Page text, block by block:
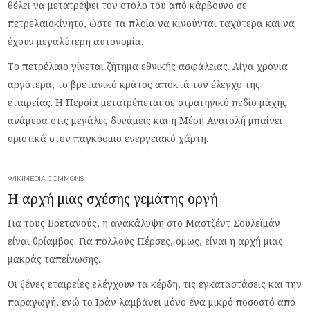
θέλει να μετατρέψει τον στόλο του από κάρβουνο σε
πετρελαιοκίνητο, ώστε τα πλοία να κινούνται ταχύτερα και να
έχουν μεγαλύτερη αυτονομία.
Το πετρέλαιο γίνεται ζήτημα εθνικής ασφάλειας. Λίγα χρόνια
αργότερα, το βρετανικό κράτος αποκτά τον έλεγχο της
εταιρείας. Η Περσία μετατρέπεται σε στρατηγικό πεδίο μάχης
ανάμεσα στις μεγάλες δυνάμεις και η Μέση Ανατολή μπαίνει
οριστικά στον παγκόσμιο ενεργειακό χάρτη.
WIKIMEDIA COMMONS
Η αρχή μιας σχέσης γεμάτης οργή
Για τους Βρετανούς, η ανακάλυψη στο Μαστζέντ Σουλεϊμάν
είναι θρίαμβος. Για πολλούς Πέρσες, όμως, είναι η αρχή μιας
μακράς ταπείνωσης.
Οι ξένες εταιρείες ελέγχουν τα κέρδη, τις εγκαταστάσεις και την
παραγωγή, ενώ το Ιράν λαμβάνει μόνο ένα μικρό ποσοστό από